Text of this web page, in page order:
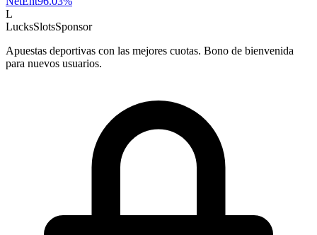
L
LucksSlotsSponsor
Apuestas deportivas con las mejores cuotas. Bono de bienvenida
para nuevos usuarios.